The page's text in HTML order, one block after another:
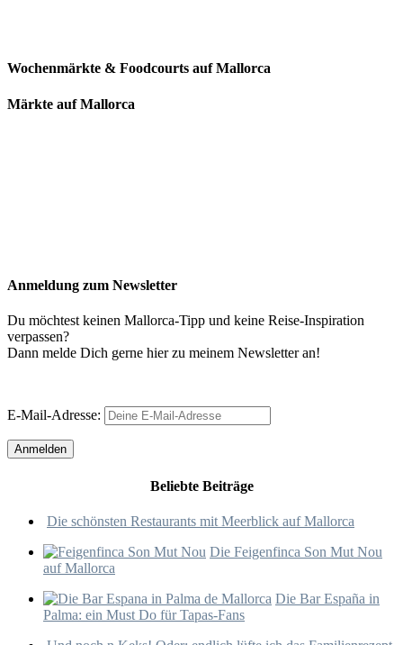
Wochenmärkte & Foodcourts auf Mallorca
Märkte auf Mallorca
Anmeldung zum Newsletter
Du möchtest keinen Mallorca-Tipp und keine Reise-Inspiration
verpassen?
Dann melde Dich gerne hier zu meinem Newsletter an!
E-Mail-Adresse:
Beliebte Beiträge
Die schönsten Restaurants mit Meerblick auf Mallorca
Die Feigenfinca Son Mut Nou
auf Mallorca
Die Bar España in
Palma: ein Must Do für Tapas-Fans